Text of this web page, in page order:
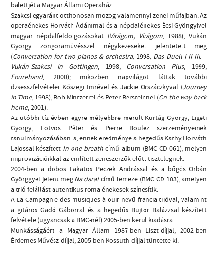
balettjét a Magyar Állami Operaház.
Szakcsi egyaránt otthonosan mozog valamennyi zenei műfajban. Az
operaénekes Horváth Ádámmal és a népdalénekes Écsi Gyöngyivel
magyar népdalfeldolgozásokat (Virágom, Virágom, 1988), Vukán
György zongoraművésszel négykezeseket jelentetett meg
(Conversation for two pianos & orchestra, 1998; Das Duell I-II-III. –
Vukán-Szakcsi in Gottingen, 1998; Conversation Plus, 1999;
Fourehand, 2000); miközben napvilágot láttak további
dzsesszfelvételei Kőszegi Imrével és Jackie Orszáczkyval (Journey
in Time, 1998), Bob Mintzerrel és Peter Bersteinnel (On the way back
home, 2001).
Az utóbbi tíz évben egyre mélyebbre merült Kurtág György, Ligeti
György, Eötvös Péter és Pierre Boulez szerzeményeinek
tanulmányozásában is, ennek eredménye a hegedűs Kathy Horváth
Lajossal készített In one breathcímű album (BMC CD 061), melyen
improvizációikkal az említett zeneszerzők előtt tisztelegnek.
2004-ben a dobos Lakatos Peczek Andrással és a bőgős Orbán
Györggyel jelent meg Na dara!című lemeze (BMC CD 103), amelyen
a trió felállást autentikus roma énekesek színesítik.
A La Campagnie des musiques à ouïr nevű francia trióval, valamint
a gitáros Gadó Gáborral és a hegedűs Bujtor Balázzsal készített
felvétele (ugyancsak a BMC-nél) 2005-ben kerül kiadásra.
Munkásságáért a Magyar Állam 1987-ben Liszt-díjjal, 2002-ben
Érdemes Művész-díjjal, 2005-ben Kossuth-díjjal tüntette ki.